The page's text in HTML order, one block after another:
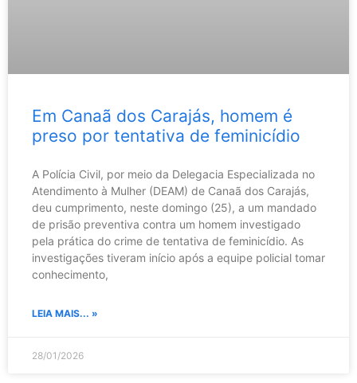
Em Canaã dos Carajás, homem é
preso por tentativa de feminicídio
A Polícia Civil, por meio da Delegacia Especializada no
Atendimento à Mulher (DEAM) de Canaã dos Carajás,
deu cumprimento, neste domingo (25), a um mandado
de prisão preventiva contra um homem investigado
pela prática do crime de tentativa de feminicídio. As
investigações tiveram início após a equipe policial tomar
conhecimento,
LEIA MAIS... »
28/01/2026